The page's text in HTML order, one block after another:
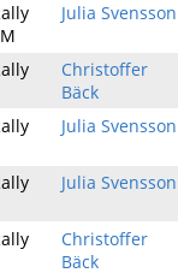
Julia Svensson
Christoffer
Bäck
Julia Svensson
Julia Svensson
Christoffer
Bäck